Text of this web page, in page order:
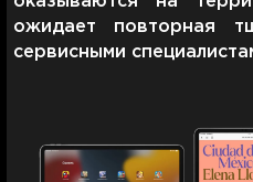
ожидает повторная
сервисными